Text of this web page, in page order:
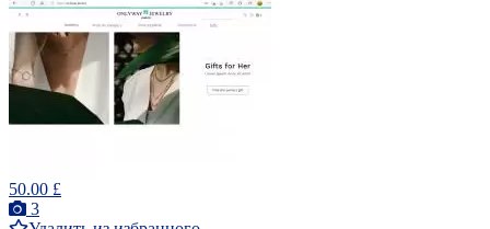
50.00 £
3